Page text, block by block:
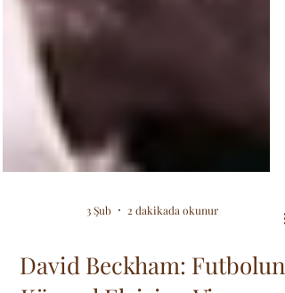
3 Şub 2 dakikada okunur